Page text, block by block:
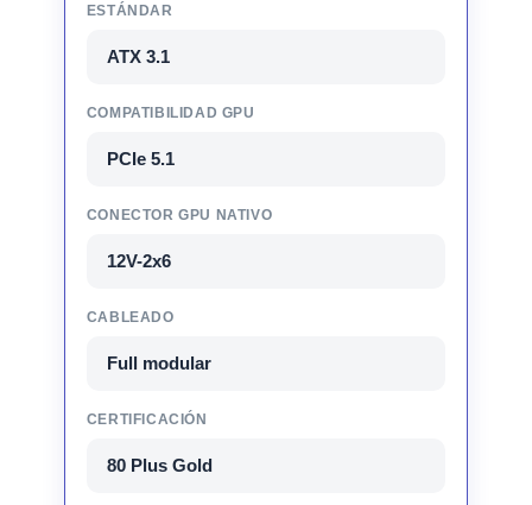
ESTÁNDAR
ATX 3.1
COMPATIBILIDAD GPU
PCIe 5.1
CONECTOR GPU NATIVO
12V-2x6
CABLEADO
Full modular
CERTIFICACIÓN
80 Plus Gold